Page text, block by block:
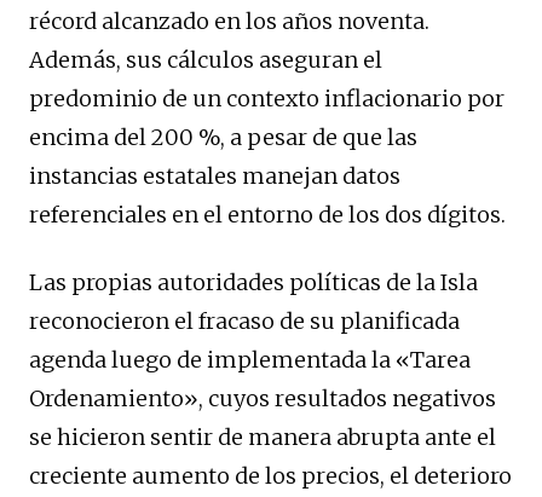
récord alcanzado en los años noventa.
Además, sus cálculos aseguran el
predominio de un contexto inflacionario por
encima del 200 %, a pesar de que las
instancias estatales manejan datos
referenciales en el entorno de los dos dígitos.
Las propias autoridades políticas de la Isla
reconocieron el fracaso de su planificada
agenda luego de implementada la «Tarea
Ordenamiento», cuyos resultados negativos
se hicieron sentir de manera abrupta ante el
creciente aumento de los precios, el deterioro